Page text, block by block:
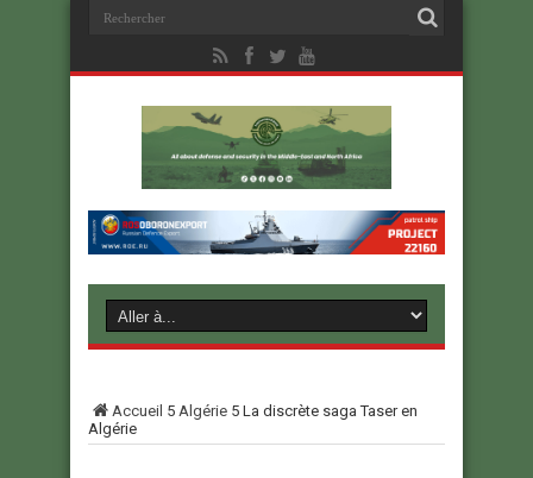
Accueil 5 Algérie 5 La discrète saga Taser en
Algérie